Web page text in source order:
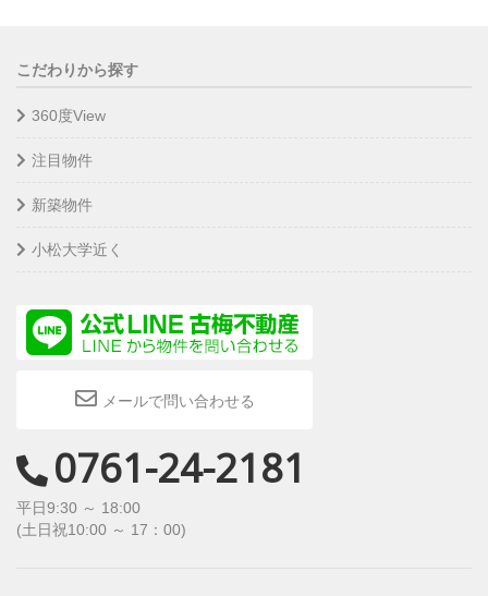
こだわりから探す
360度View
注目物件
新築物件
小松大学近く
メールで問い合わせる
0761-24-2181
平日9:30 ～ 18:00
(土日祝10:00 ～ 17：00)